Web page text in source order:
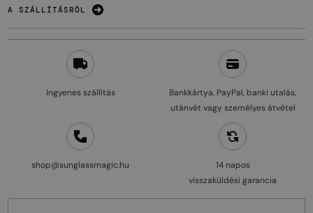
Ingyenes szállítás
Bankkártya, PayPal, banki utalás,
utánvét vagy személyes átvétel
shop@sunglassmagic.hu
14 napos
visszaküldési garancia
A SZÁLLÍTÁSRÓL